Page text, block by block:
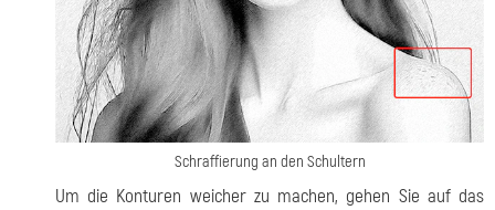
Schraffierung an den Schultern
Um die Konturen weicher zu machen, gehen Sie auf das